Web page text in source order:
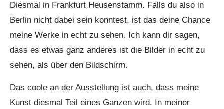
Diesmal in Frankfurt Heusenstamm. Falls du also in
Berlin nicht dabei sein konntest, ist das deine Chance
meine Werke in echt zu sehen. Ich kann dir sagen,
dass es etwas ganz anderes ist die Bilder in echt zu
sehen, als über den Bildschirm.
Das coole an der Ausstellung ist auch, dass meine
Kunst diesmal Teil eines Ganzen wird. In meiner